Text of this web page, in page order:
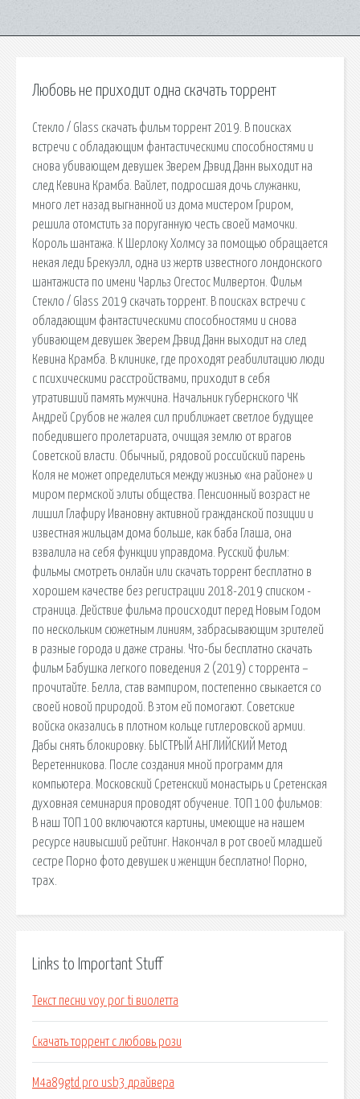
Любовь не приходит одна скачать торрент
Стeклo / Glаss скачать фильм торрент 2019. В поисках
встречи с обладающим фантастическими способностями и
снова убивающем девушек Зверем Дэвид Данн выходит на
след Кевина Крамба. Вайлет, подросшая дочь служанки,
много лет назад выгнанной из дома мистером Гриром,
решила отомстить за поруганную честь своей мамочки.
Король шантажа. К Шерлоку Холмсу за помощью обращается
некая леди Брекуэлл, одна из жертв известного лондонского
шантажиста по имени Чарльз Огестос Милвертон. Фильм
Стeклo / Glаss 2019 скачать торрент. В поисках встречи с
обладающим фантастическими способностями и снова
убивающем девушек Зверем Дэвид Данн выходит на след
Кевина Крамба. В клинике, где проходят реабилитацию люди
с психическими расстройствами, приходит в себя
утративший память мужчина. Начальник губернского ЧК
Андрей Срубов не жалея сил приближает светлое будущее
победившего пролетариата, очищая землю от врагов
Советской власти. Обычный, рядовой российский парень
Коля не может определиться между жизнью «на районе» и
миром пермской элиты общества. Пенсионный возраст не
лишил Глафиру Ивановну активной гражданской позиции и
известная жильцам дома больше, как баба Глаша, она
взвалила на себя функции управдома. Русский фильм:
фильмы смотреть онлайн или скачать торрент бесплатно в
хорошем качестве без регистрации 2018-2019 списком -
страница. Действие фильма происходит перед Новым Годом
по нескольким сюжетным линиям, забрасывающим зрителей
в разные города и даже страны. Что-бы бесплатно скачать
фильм Бабушка легкого поведения 2 (2019) с торрента –
прочитайте. Белла, став вампиром, постепенно свыкается со
своей новой природой. В этом ей помогают. Советские
войска оказались в плотном кольце гитлеровской армии.
Дабы снять блокировку. БЫСТРЫЙ АНГЛИЙСКИЙ Метод
Веретенникова. После создания мной программ для
компьютера. Московский Сретенский монастырь и Сретенская
духовная семинария проводят обучение. ТОП 100 фильмов:
В наш ТОП 100 включаются картины, имеющие на нашем
ресурсе наивысший рейтинг. Накончал в рот своей младшей
сестре Порно фото девушек и женщин бесплатно! Порно,
трах.
Links to Important Stuff
Текст песни voy por ti виолетта
Скачать торрент с любовь рози
M4a89gtd pro usb3 драйвера